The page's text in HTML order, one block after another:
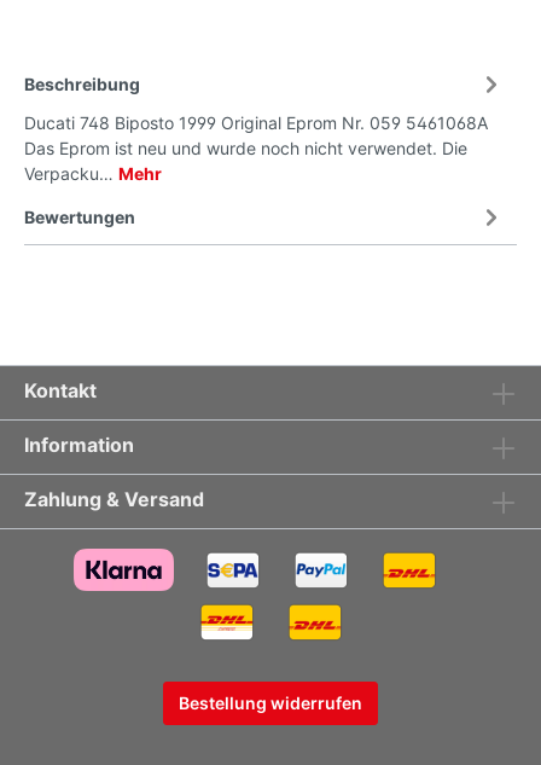
Beschreibung
Ducati 748 Biposto 1999 Original Eprom Nr. 059 5461068A
Das Eprom ist neu und wurde noch nicht verwendet. Die
Verpacku… Mehr
Bewertungen
Kontakt
Information
Zahlung & Versand
Bestellung widerrufen